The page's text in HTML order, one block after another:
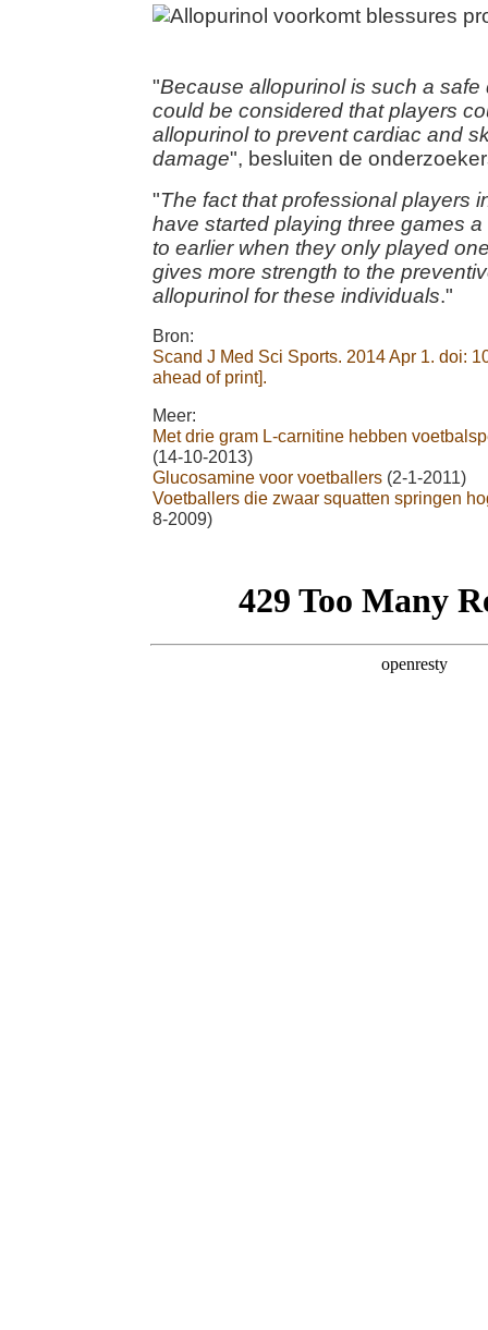
"Because allopurinol is such a safe
could be considered that players
allopurinol to prevent cardiac and
damage", besluiten de
"The fact that professional players
have started playing three games
to earlier when they only played
gives more strength to the
allopurinol for these individuals."
Bron:
Scand J Med Sci Sports. 2014 Apr 1. doi:
ahead of print].
Meer:
Met drie gram L-carnitine hebben
(14-10-2013)
Glucosamine voor voetballers (2-1-2011)
Voetballers die zwaar squatten springen
8-2009)